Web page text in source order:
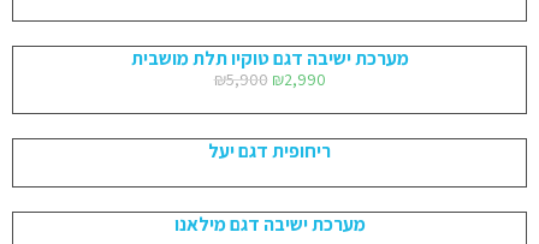
מערכת ישיבה דגם טוקיו תלת מושבית
₪5,900 ₪2,990
ריחופית דגם יעל
מערכת ישיבה דגם מילאנו